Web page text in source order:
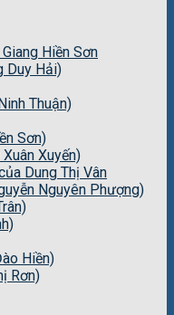
Hiền Sơn
Duy Hải)
Thuận)
Sơn)
Xuyến)
Dung Thị Vân
Nguyên Phượng)
Hiền)
Rơn)